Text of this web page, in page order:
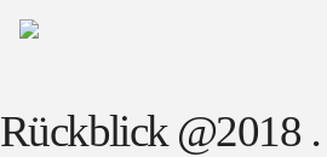
Rückblick